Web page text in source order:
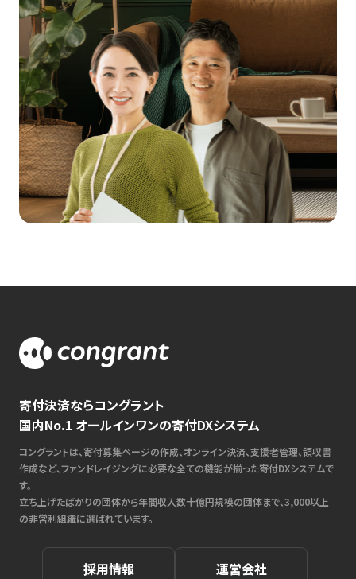
寄付決済ならコングラント
国内No.1 オールインワンの寄付DXシステム
コングラントは、寄付募集ページの作成、オンライン決済、支援者管理、領収書
作成など、ファンドレイジングに必要な全ての機能が揃った寄付DXシステムで
す。
立ち上げたばかりの団体から年間収入数十億円規模の団体まで、3,000以上
の非営利組織に選ばれています。
採用情報 運営会社